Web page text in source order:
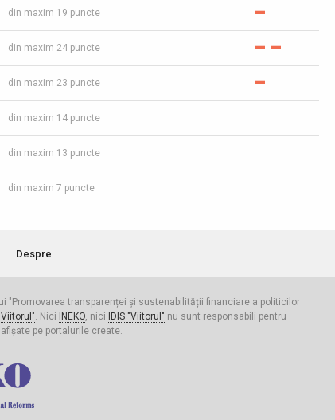
din maxim 19 puncte –
din maxim 24 puncte – –
din maxim 23 puncte –
din maxim 14 puncte
din maxim 13 puncte
din maxim 7 puncte
Despre
"Promovarea transparenței și sustenabilității financiare a politicilor
. Nici INEKO, nici IDIS "Viitorul" nu sunt responsabili pentru
pe portalurile create.